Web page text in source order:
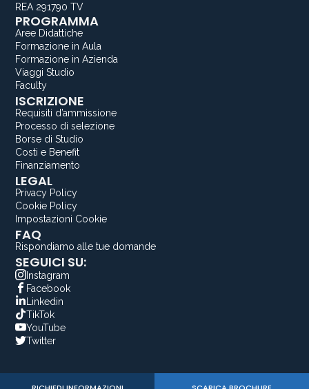
REA 291790 TV
PROGRAMMA
Aree Didattiche
Formazione in Aula
Formazione in Azienda
Viaggi Studio
Faculty
ISCRIZIONE
Requisiti d’ammissione
Processo di selezione
Borse di Studio
Costi e Benefit
Finanziamento
LEGAL
Privacy Policy
Cookie Policy
Impostazioni Cookie
FAQ
Rispondiamo alle tue domande
SEGUICI SU:
Instagram
Facebook
Linkedin
TikTok
YouTube
Twitter